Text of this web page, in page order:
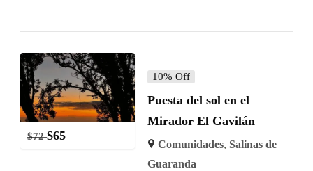
$72 $65
10% Off
Puesta del sol en el
Mirador El Gavilán
Comunidades, Salinas de
Guaranda